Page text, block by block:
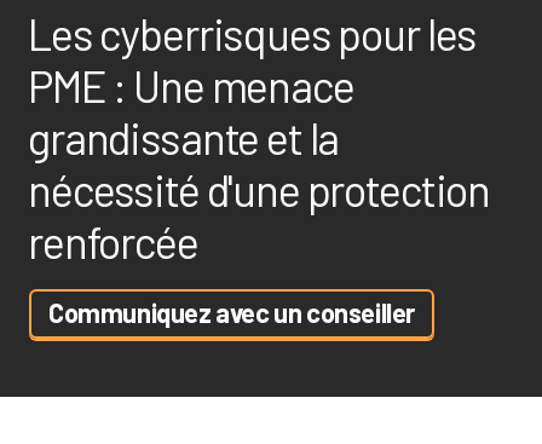
Les cyberrisques pour les
PME : Une menace
grandissante et la
nécessité d'une protection
renforcée
Communiquez avec un conseiller